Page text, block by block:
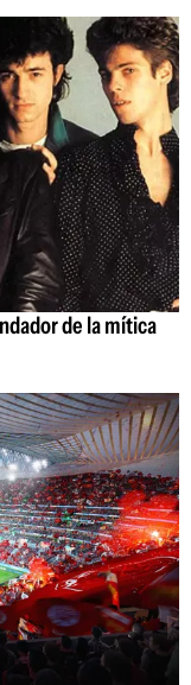
de la mítica